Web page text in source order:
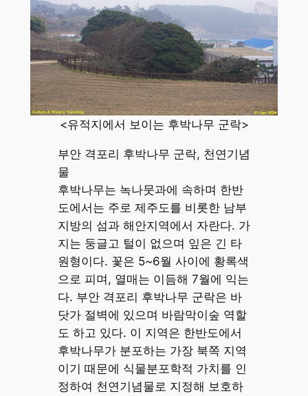
<유적지에서 보이는 후박나무 군락>
부안 격포리 후박나무 군락, 천연기념
물
후박나무는 녹나뭇과에 속하며 한반
도에서는 주로 제주도를 비롯한 남부
지방의 섬과 해안지역에서 자란다. 가
지는 둥글고 털이 없으며 잎은 긴 타
원형이다. 꽃은 5~6월 사이에 황록색
으로 피며, 열매는 이듬해 7월에 익는
다. 부안 격포리 후박나무 군락은 바
닷가 절벽에 있으며 바람막이숲 역할
도 하고 있다. 이 지역은 한반도에서
후박나무가 분포하는 가장 북쪽 지역
이기 때문에 식물분포학적 가치를 인
정하여 천연기념물로 지정해 보호하